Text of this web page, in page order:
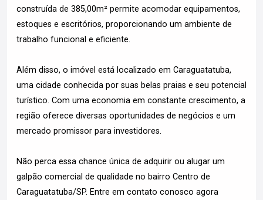
construída de 385,00m² permite acomodar equipamentos,
estoques e escritórios, proporcionando um ambiente de
trabalho funcional e eficiente.
Além disso, o imóvel está localizado em Caraguatatuba,
uma cidade conhecida por suas belas praias e seu potencial
turístico. Com uma economia em constante crescimento, a
região oferece diversas oportunidades de negócios e um
mercado promissor para investidores.
Não perca essa chance única de adquirir ou alugar um
galpão comercial de qualidade no bairro Centro de
Caraguatatuba/SP. Entre em contato conosco agora